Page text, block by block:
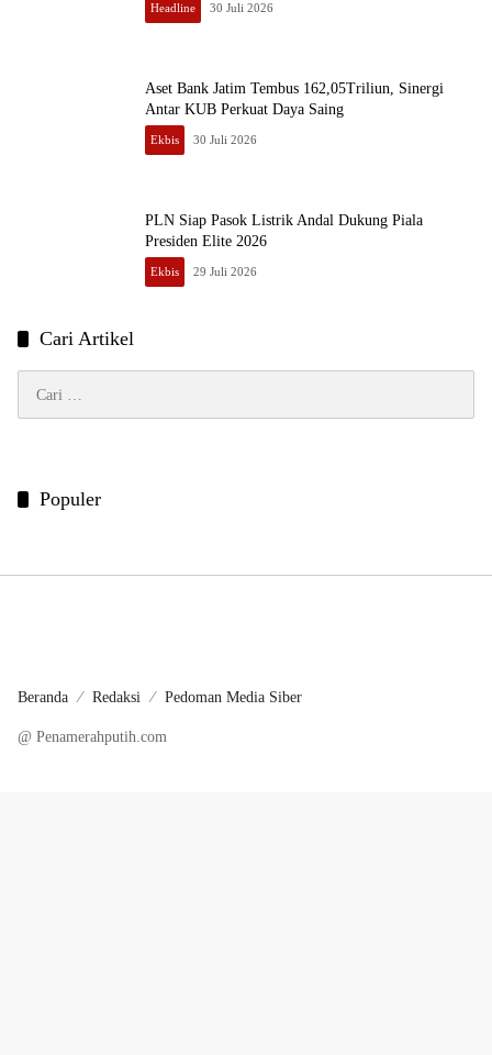
Headline 30 Juli 2026
Aset Bank Jatim Tembus 162,05Triliun, Sinergi
Antar KUB Perkuat Daya Saing
Ekbis 30 Juli 2026
PLN Siap Pasok Listrik Andal Dukung Piala
Presiden Elite 2026
Ekbis 29 Juli 2026
Cari Artikel
untuk:
Populer
Beranda Redaksi Pedoman Media Siber
@ Penamerahputih.com